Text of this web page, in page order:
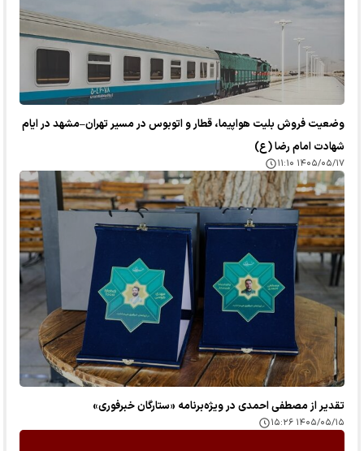
وضعیت فروش بلیت هواپیما، قطار و اتوبوس در مسیر تهران–مشهد در ایام
شهادت امام رضا (ع)
۱۴۰۵/۰۵/۱۷ ۱۱:۱۰
تقدیر از مصطفی احمدی در ویژه‌برنامه «ستارگان خبرفوری»
۱۴۰۵/۰۵/۱۵ ۱۵:۲۶